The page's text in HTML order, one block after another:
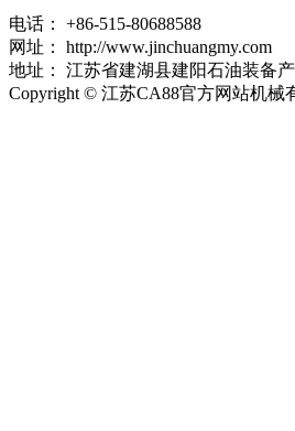
电话：
+86-515-80688588
网址：
http://www.jinchuangmy.com
地址：
江苏省建湖县建阳石油装备
Copyright © 江苏CA88官方网站机械